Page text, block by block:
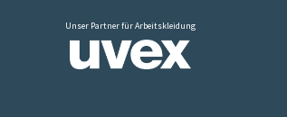
Unser Partner für Arbeitskleidung